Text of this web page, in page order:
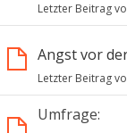
Letzter Beitrag
Angst vor
Letzter Beitrag
Umfrage: